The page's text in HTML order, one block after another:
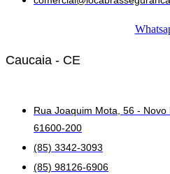
Caucaia - CE
Rua Joaquim Mota, 56 -
61600-200
(85) 3342-3093
(85) 98126-6906